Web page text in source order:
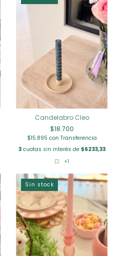
Candelabro Cleo
$18.700
$15.895 con Transferencia
3cuotas sin interés de $6233,33
+1
Sin stock